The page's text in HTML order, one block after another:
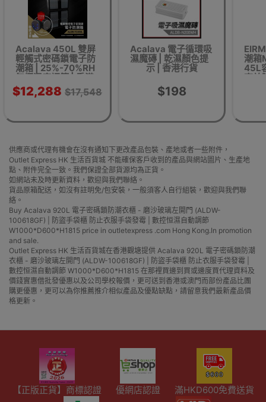
Acalava 450L 雙屏
輕觸式密碼鎖電子防
潮箱 | 25%-70%RH
無極濕度調節 | 香港
行貨【代理直送】
$12,288 $17,548
Acalava 電子循環吸
濕魔磚 | 乾濕顏色提
示 | 香港行貨
$198
潮箱
45L
高效
供應商或代理有機會在沒有通知下更改產品包裝、產地或者一些附件，
Outlet Express HK 生活百貨城 不能確保客戶收到的產品與網站圖片、生產地
點、附件完全一致。我們保證全部貨源均為正貨。
如網站未及時更新資料，歡迎與我們聯絡。
貨品原箱配送，如沒有註明免/包安裝，一般須客人自行組裝，歡迎與我們聯
絡。
Buy Acalava 920L 電子密碼鎖防潮衣櫃 - 磨沙玻璃左開門 (ALDW-
100618GF) | 防盜手袋櫃 防止衣服手袋發霉 | 數控恒濕自動調節
W1000*D600*H1815 price in outletexpress .com Hong Kong.In promotion
and sale.
Outlet Express HK 生活百貨城在香港觀塘提供 Acalava 920L 電子密碼鎖防潮
衣櫃 - 磨沙玻璃左開門 (ALDW-100618GF) | 防盜手袋櫃 防止衣服手袋發霉 |
數控恒濕自動調節 W1000*D600*H1815 在那裡買邊到買或邊度買代理資料及
價錢實惠借批發優惠以及公司學校報價，更可送到香港或澳門而部份產品比團
購更優惠，更可以為你推薦推介相似產品及優點缺點，請留意我們最新產品價
格更新。
【正版正貨】商標認證 優網店認證 滿HKD600免費送貨